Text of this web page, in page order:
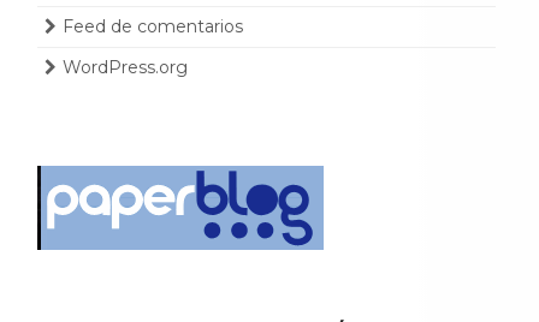
Feed de comentarios
WordPress.org